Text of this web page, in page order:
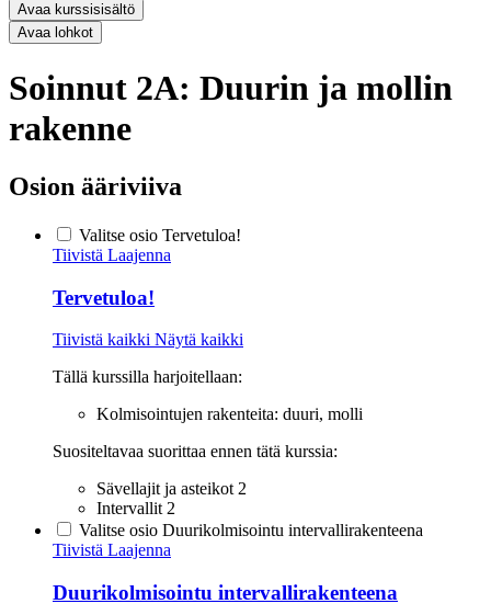
Avaa kurssisisältö
Avaa lohkot
Soinnut 2A: Duurin ja mollin
rakenne
Osion ääriviiva
Valitse osio Tervetuloa!
Tiivistä Laajenna
Tervetuloa!
Tiivistä kaikki Näytä kaikki
Tällä kurssilla harjoitellaan:
Kolmisointujen rakenteita: duuri, molli
Suositeltavaa suorittaa ennen tätä kurssia:
Sävellajit ja asteikot 2
Intervallit 2
Valitse osio Duurikolmisointu intervallirakenteena
Tiivistä Laajenna
Duurikolmisointu intervallirakenteena